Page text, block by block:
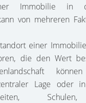
Immobilie in
von mehreren
einer
die den Wert
Lage oder